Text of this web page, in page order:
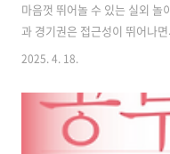
마음껏 뛰어놀 수 있는 실외 놀
과 경기권은 접근성이 뛰어나
이 곳곳에 자리해 있어, 주말 가
다섯 곳을 소개해드리려 합니
할 수 있는 특별한 공간들을
공원 놀이터 서울 광진구에 위
2025. 4. 18.